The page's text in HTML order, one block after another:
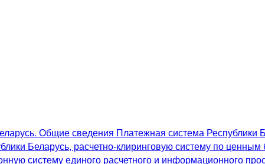
Общие сведения Платежная система Республики
Беларусь, расчетно-клиринговую систему по
систему единого расчетного и информационного